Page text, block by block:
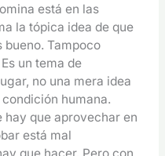
está en las
la tópica idea de que
bueno. Tampoco
un tema de
no una mera idea
humana.
hay que aprovechar en
está mal